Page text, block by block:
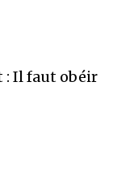
: Il faut obéir